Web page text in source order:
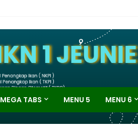
MEGA TABS MENU 5 MENU 6